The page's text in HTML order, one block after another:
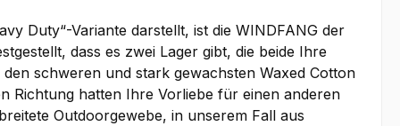
Duty“-Variante darstellt, ist die WINDFANG der
dass es zwei Lager gibt, die beide Ihre
schweren und stark gewachsten Waxed Cotton
Richtung hatten Ihre Vorliebe für einen anderen
Outdoorgewebe, in unserem Fall aus